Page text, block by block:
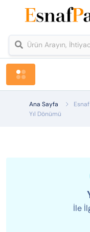
Tüm Kategoriler
Ana Sayfa
Yıl Dönümü
İle